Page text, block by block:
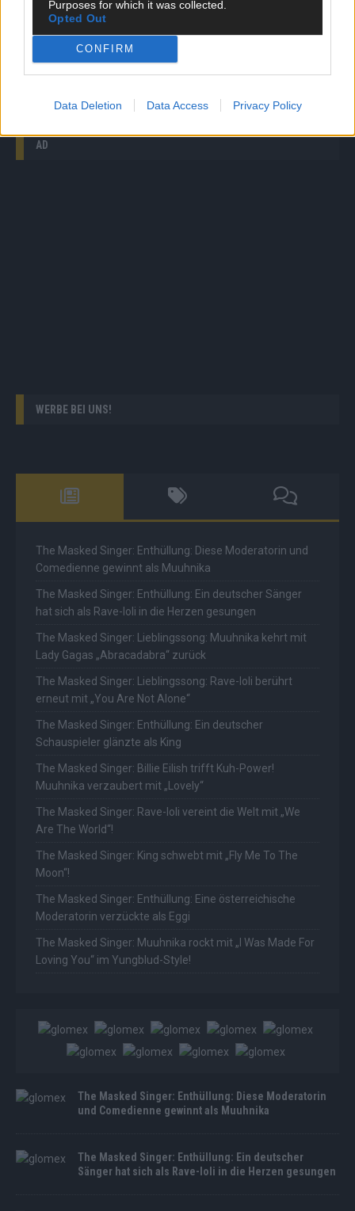
Purposes for which it was collected.
Opted Out
CONFIRM
Data Deletion Data Access Privacy Policy
trinkst
AD
WERBE BEI UNS!
The Masked Singer: Enthüllung: Diese Moderatorin und
Comedienne gewinnt als Muuhnika
The Masked Singer: Enthüllung: Ein deutscher Sänger
hat sich als Rave-Ioli in die Herzen gesungen
The Masked Singer: Lieblingssong: Muuhnika kehrt mit
Lady Gagas „Abracadabra“ zurück
The Masked Singer: Lieblingssong: Rave-Ioli berührt
erneut mit „You Are Not Alone“
The Masked Singer: Enthüllung: Ein deutscher
Schauspieler glänzte als King
The Masked Singer: Billie Eilish trifft Kuh-Power!
Muuhnika verzaubert mit „Lovely“
The Masked Singer: Rave-Ioli vereint die Welt mit „We
Are The World“!
The Masked Singer: King schwebt mit „Fly Me To The
Moon“!
The Masked Singer: Enthüllung: Eine österreichische
Moderatorin verzückte als Eggi
The Masked Singer: Muuhnika rockt mit „I Was Made For
Loving You“ im Yungblud-Style!
The Masked Singer: Enthüllung: Diese Moderatorin
und Comedienne gewinnt als Muuhnika
The Masked Singer: Enthüllung: Ein deutscher
Sänger hat sich als Rave-Ioli in die Herzen gesungen